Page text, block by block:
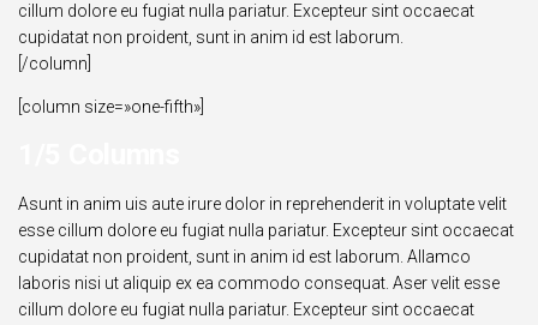
cillum dolore eu fugiat nulla pariatur. Excepteur sint occaecat
cupidatat non proident, sunt in anim id est laborum.
[/column]
[column size=»one-fifth»]
Asunt in anim uis aute irure dolor in reprehenderit in voluptate velit
esse cillum dolore eu fugiat nulla pariatur. Excepteur sint occaecat
cupidatat non proident, sunt in anim id est laborum. Allamco
laboris nisi ut aliquip ex ea commodo consequat. Aser velit esse
cillum dolore eu fugiat nulla pariatur. Excepteur sint occaecat